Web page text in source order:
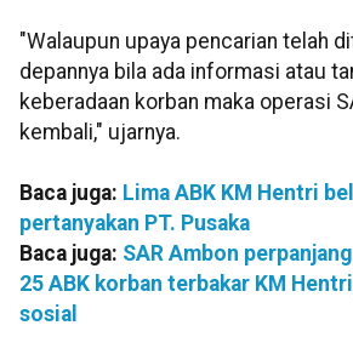
"Walaupun upaya pencarian telah
depannya bila ada informasi atau
keberadaan korban maka operasi
kembali," ujarnya.
Baca juga: Lima ABK KM Hentri
pertanyakan PT. Pusaka
Baca juga: SAR Ambon
25 ABK korban terbakar KM
sosial